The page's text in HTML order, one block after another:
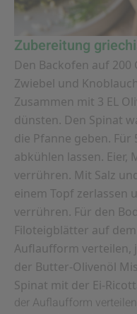
Zubereitung
Den Backofen auf
Zwiebel und
Zusammen mit 3 EL
dünsten. Den Spinat
die Pfanne geben.
abkühlen lassen. Eier,
verrühren. Mit Salz
einem Topf zerlassen
verrühren. Für den
Filoteigblätter auf
Auflaufform verteilen,
der Butter-Olivenöl
Spinat mit der Ei-
der Auflaufform